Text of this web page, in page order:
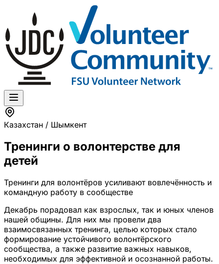
Казахстан / Шымкент
Тренинги о волонтерстве для
детей
Тренинги для волонтёров усиливают вовлечённость и
командную работу в сообществе
Декабрь порадовал как взрослых, так и юных членов
нашей общины. Для них мы провели два
взаимосвязанных тренинга, целью которых стало
формирование устойчивого волонтёрского
сообщества, а также развитие важных навыков,
необходимых для эффективной и осознанной работы.